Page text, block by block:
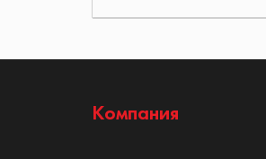
Компания